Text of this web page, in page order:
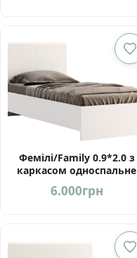
Фемілі/Family 0.9*2.0 з
каркасом односпальне
ліжко від МироМарк
Україна
6.000грн